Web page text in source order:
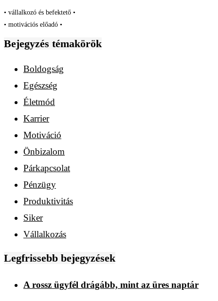
• vállalkozó és befektető •
• motivációs előadó •
Bejegyzés témakörök
Boldogság
Egészség
Életmód
Karrier
Motiváció
Önbizalom
Párkapcsolat
Pénzügy
Produktivitás
Siker
Vállalkozás
Legfrissebb bejegyzések
A rossz ügyfél drágább, mint az üres naptár